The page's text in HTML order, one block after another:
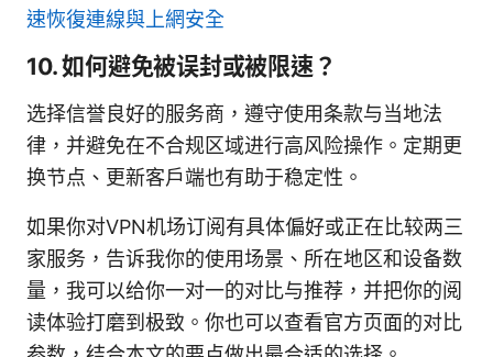
速恢復連線與上網安全
10. 如何避免被误封或被限速？
选择信誉良好的服务商，遵守使用条款与当地法
律，并避免在不合规区域进行高风险操作。定期更
换节点、更新客户端也有助于稳定性。
如果你对VPN机场订阅有具体偏好或正在比较两三
家服务，告诉我你的使用场景、所在地区和设备数
量，我可以给你一对一的对比与推荐，并把你的阅
读体验打磨到极致。你也可以查看官方页面的对比